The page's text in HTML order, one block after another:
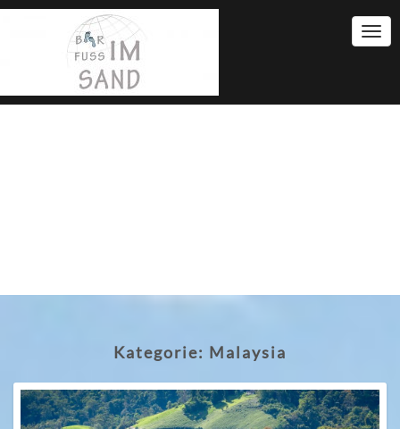
Kategorie: Malaysia